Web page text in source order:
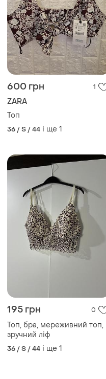
600 грн 1
ZARA
Топ
36 / S / 44 і ще 1
195 грн 0
Топ, бра, мереживний топ,
зручний ліф
36 / S / 44 і ще 1